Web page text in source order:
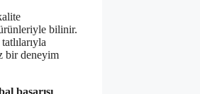
bilinir.
bir deneyim